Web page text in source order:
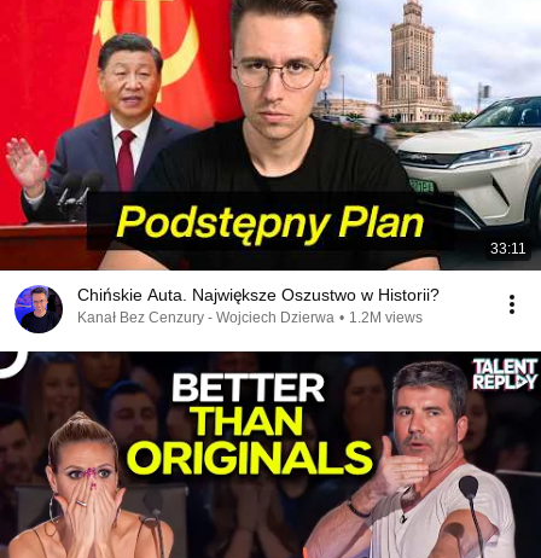
33:11
Chińskie Auta. Największe Oszustwo w Historii?
Kanał Bez Cenzury - Wojciech Dzierwa • 1.2M views